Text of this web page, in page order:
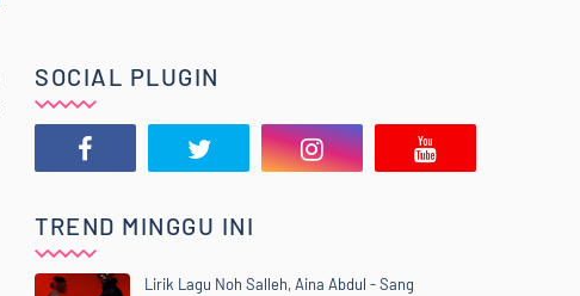
SOCIAL PLUGIN
TREND MINGGU INI
Lirik Lagu Noh Salleh, Aina Abdul - Sang